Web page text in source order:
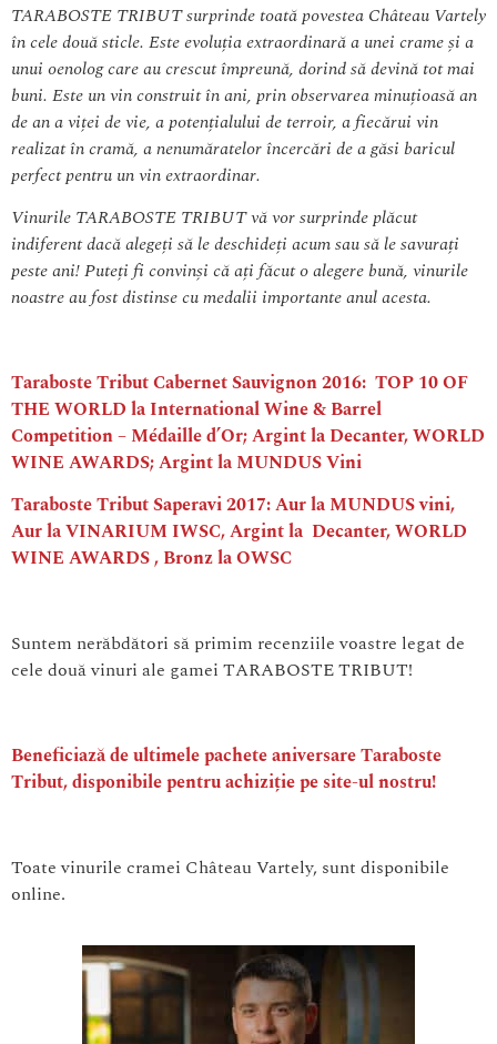
TARABOSTE TRIBUT surprinde toată povestea Château Vartely
în cele două sticle. Este evoluția extraordinară a unei crame și a
unui oenolog care au crescut împreună, dorind să devină tot mai
buni. Este un vin construit în ani, prin observarea minuțioasă an
de an a viței de vie, a potențialului de terroir, a fiecărui vin
realizat în cramă, a nenumăratelor încercări de a găsi baricul
perfect pentru un vin extraordinar.
Vinurile TARABOSTE TRIBUT vă vor surprinde plăcut
indiferent dacă alegeți să le deschideți acum sau să le savurați
peste ani! Puteți fi convinși că ați făcut o alegere bună, vinurile
noastre au fost distinse cu medalii importante anul acesta.
Taraboste Tribut Cabernet Sauvignon 2016: TOP 10 OF
THE WORLD la International Wine & Barrel
Competition – Médaille d’Or; Argint la Decanter, WORLD
WINE AWARDS; Argint la MUNDUS Vini
Taraboste Tribut Saperavi 2017: Aur la MUNDUS vini,
Aur la VINARIUM IWSC, Argint la Decanter, WORLD
WINE AWARDS , Bronz la OWSC
Suntem nerăbdători să primim recenziile voastre legat de
cele două vinuri ale gamei TARABOSTE TRIBUT!
Beneficiază de ultimele pachete aniversare Taraboste
Tribut, disponibile pentru achiziție pe site-ul nostru!
Toate vinurile cramei Château Vartely, sunt disponibile
online.